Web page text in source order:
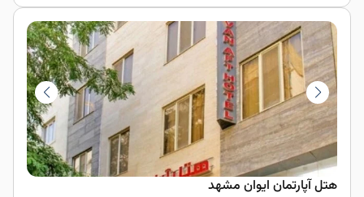
هتل آپارتمان ایوان مشهد